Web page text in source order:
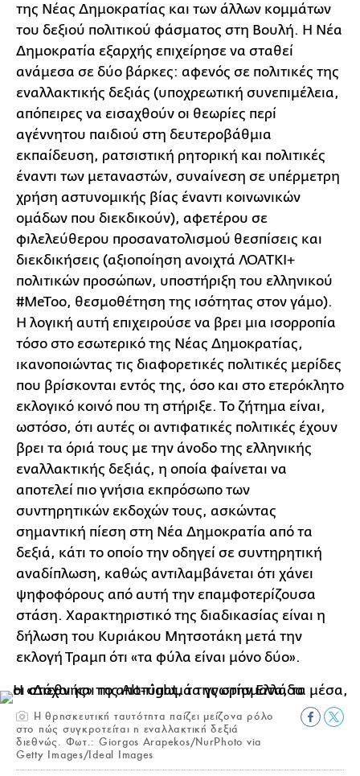
της Νέας Δημοκρατίας και των άλλων κομμάτων
του δεξιού πολιτικού φάσματος στη Βουλή. Η Νέα
Δημοκρατία εξαρχής επιχείρησε να σταθεί
ανάμεσα σε δύο βάρκες: αφενός σε πολιτικές της
εναλλακτικής δεξιάς (υποχρεωτική συνεπιμέλεια,
απόπειρες να εισαχθούν οι θεωρίες περί
αγέννητου παιδιού στη δευτεροβάθμια
εκπαίδευση, ρατσιστική ρητορική και πολιτικές
έναντι των μεταναστών, συναίνεση σε υπέρμετρη
χρήση αστυνομικής βίας έναντι κοινωνικών
ομάδων που διεκδικούν), αφετέρου σε
φιλελεύθερου προσανατολισμού θεσπίσεις και
διεκδικήσεις (αξιοποίηση ανοιχτά ΛΟΑΤΚΙ+
πολιτικών προσώπων, υποστήριξη του ελληνικού
#MeToo, θεσμοθέτηση της ισότητας στον γάμο).
Η λογική αυτή επιχειρούσε να βρει μια ισορροπία
τόσο στο εσωτερικό της Νέας Δημοκρατίας,
ικανοποιώντας τις διαφορετικές πολιτικές μερίδες
που βρίσκονται εντός της, όσο και στο ετερόκλητο
εκλογικό κοινό που τη στήριξε. Το ζήτημα είναι,
ωστόσο, ότι αυτές οι αντιφατικές πολιτικές έχουν
βρει τα όριά τους με την άνοδο της ελληνικής
εναλλακτικής δεξιάς, η οποία φαίνεται να
αποτελεί πιο γνήσια εκπρόσωπο των
συντηρητικών εκδοχών τους, ασκώντας
σημαντική πίεση στη Νέα Δημοκρατία από τα
δεξιά, κάτι το οποίο την οδηγεί σε συντηρητική
αναδίπλωση, καθώς αντιλαμβάνεται ότι χάνει
ψηφοφόρους από αυτή την επαμφοτερίζουσα
στάση. Χαρακτηριστικό της διαδικασίας είναι η
δήλωση του Κυριάκου Μητσοτάκη μετά την
εκλογή Τραμπ ότι «τα φύλα είναι μόνο δύο».
Η θρησκευτική ταυτότητα παίζει μείζονα ρόλο
στο πώς συγκροτείται η εναλλακτική δεξιά
διεθνώς. Φωτ.: Giorgos Arapekos/NurPhoto via
Getty Images/Ideal Images